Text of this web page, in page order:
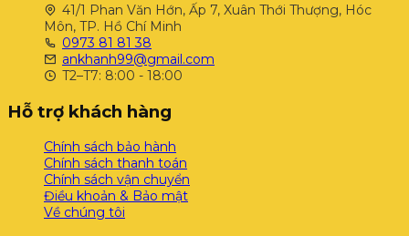
41/1 Phan Văn Hớn, Ấp 7, Xuân Thới Thượng, Hóc
Môn, TP. Hồ Chí Minh
0973 81 81 38
ankhanh99@gmail.com
T2–T7: 8:00 - 18:00
Hỗ trợ khách hàng
Chính sách bảo hành
Chính sách thanh toán
Chính sách vận chuyển
Điều khoản & Bảo mật
Về chúng tôi